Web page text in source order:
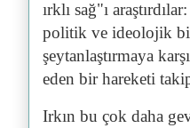
ırklı sağ"ı
politik ve ideolojik
şeytanlaştırmaya
eden bir hareketi
Irkın bu çok daha